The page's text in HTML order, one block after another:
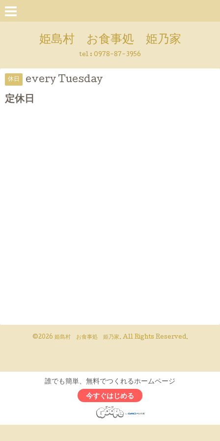
姫島村 お食事処 姫乃家
tel : 0978-87-3956
休日 every Tuesday
定休日
©2026 姫島村 お食事処 姫乃家. All Rights Reserved.
誰でも簡単、無料でつくれるホームページ
今すぐはじめる